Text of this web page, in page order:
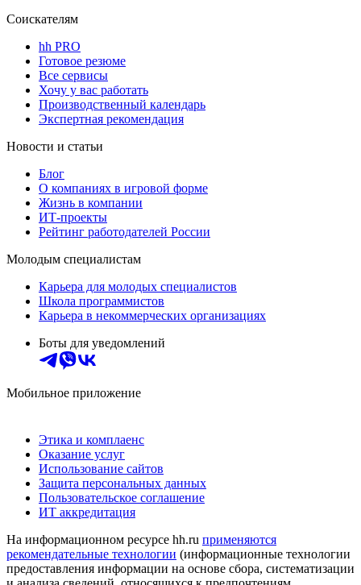
Соискателям
hh PRO
Готовое резюме
Все сервисы
Хочу у вас работать
Производственный календарь
Экспертная рекомендация
Новости и статьи
Блог
О компаниях в игровой форме
Жизнь в компании
ИТ-проекты
Рейтинг работодателей России
Молодым специалистам
Карьера для молодых специалистов
Школа программистов
Карьера в некоммерческих организациях
Боты для уведомлений
Мобильное приложение
Этика и комплаенс
Оказание услуг
Использование сайтов
Защита персональных данных
Пользовательское соглашение
ИТ аккредитация
На информационном ресурсе hh.ru применяются
рекомендательные технологии (информационные технологии
предоставления информации на основе сбора, систематизации